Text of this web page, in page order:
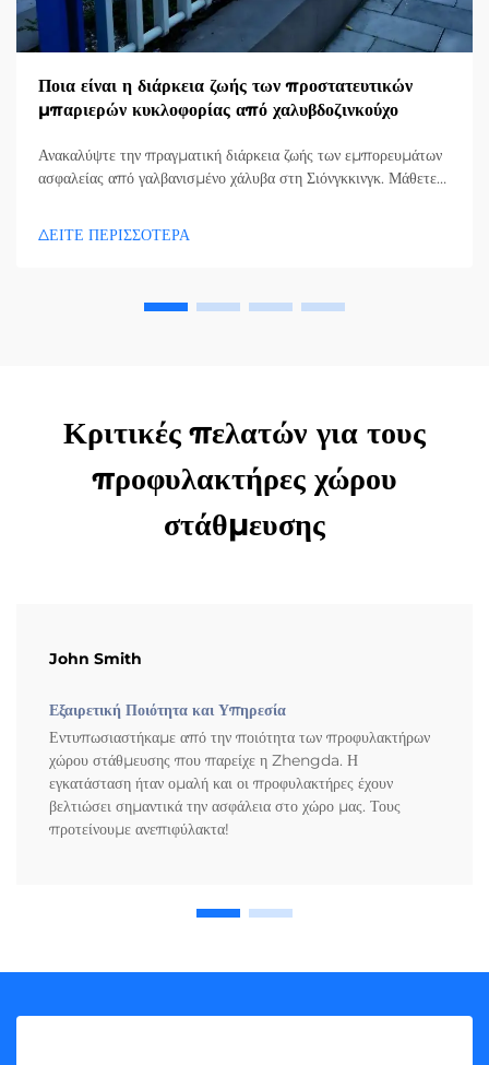
Ποια είναι η διάρκεια ζωής των προστατευτικών
μπαριερών κυκλοφορίας από χαλυβδοζινκούχο
Ανακαλύψτε την πραγματική διάρκεια ζωής των εμπορευμάτων
ασφαλείας από γαλβανισμένο χάλυβα στη Σιόνγκκινγκ. Μάθετε
Rongkai για την παράταση της διάρκειας ζωής και τη μείωση
ΔΕΙΤΕ ΠΕΡΙΣΣΟΤΕΡΑ
Κριτικές πελατών για τους
προφυλακτήρες χώρου
στάθμευσης
John Smith
Εξαιρετική Ποιότητα και Υπηρεσία
Εντυπωσιαστήκαμε από την ποιότητα των προφυλακτήρων
χώρου στάθμευσης που παρείχε η Zhengda. Η
εγκατάσταση ήταν ομαλή και οι προφυλακτήρες έχουν
βελτιώσει σημαντικά την ασφάλεια στο χώρο μας. Τους
προτείνουμε ανεπιφύλακτα!